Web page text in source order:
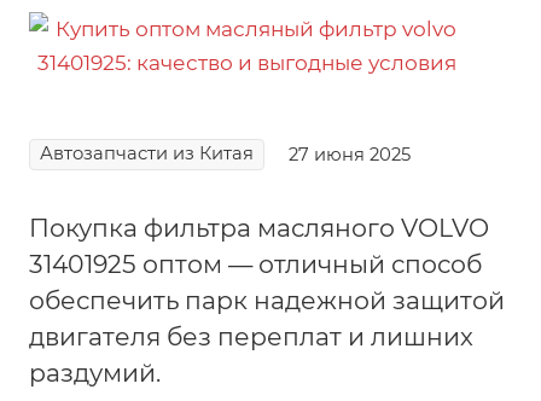
Автозапчасти из Китая 27 июня 2025
Покупка фильтра масляного VOLVO
31401925 оптом — отличный способ
обеспечить парк надежной защитой
двигателя без переплат и лишних
раздумий.